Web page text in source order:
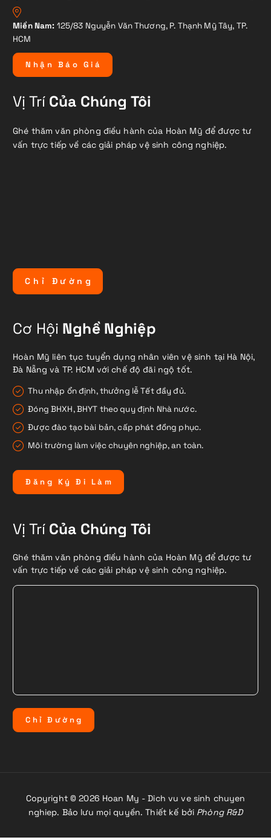
Miền Nam: 125/83 Nguyễn Văn Thương, P. Thạnh Mỹ Tây, TP.
HCM
N hậ n B á o G i á
Vị TríCủa Chúng Tôi
Ghé thăm văn phòng điều hành của Hoàn Mỹ để được tư
vấn trực tiếp về các giải pháp vệ sinh công nghiệp.
C h ỉ Đ ư ờ n g
Cơ Hội Nghề Nghiệp
Hoàn Mỹ liên tục tuyển dụng nhân viên vệ sinh tại Hà Nội,
Đà Nẵng và TP. HCM với chế độ đãi ngộ tốt.
Thu nhập ổn định, thưởng lễ Tết đầy đủ.
Đóng BHXH, BHYT theo quy định Nhà nước.
Được đào tạo bài bản, cấp phát đồng phục.
Môi trường làm việc chuyên nghiệp, an toàn.
Đ ă n g Ký Đ i L à m
Vị TríCủa Chúng Tôi
Ghé thăm văn phòng điều hành của Hoàn Mỹ để được tư
vấn trực tiếp về các giải pháp vệ sinh công nghiệp.
C hỉ Đ ườ ng
Copyright © 2026 Hoan My - Dich vu ve sinh chuyen
nghiep. Bảo lưu mọi quyền. Thiết kế bởi Phòng R&D